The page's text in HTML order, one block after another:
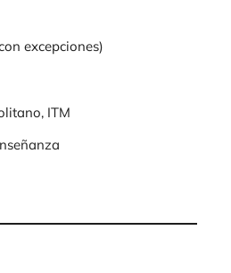
excepciones)
ITM